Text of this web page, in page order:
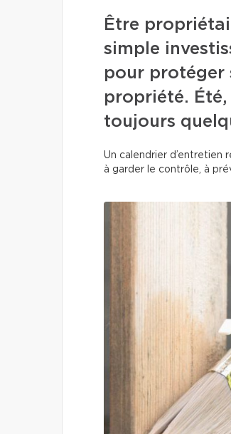
Être
simple
pour protéger
propriété.
toujours
Un calendrier d’entretien
à garder le contrôle, à